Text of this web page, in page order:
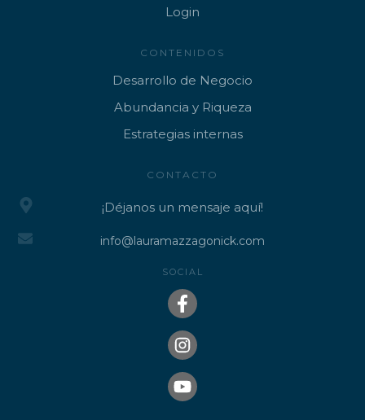
Login
CONTENIDOS
Desarrollo de Negocio
Abundancia y Riqueza
Estrategias internas
CONTACTO
¡Déjanos un mensaje aquí!
info@lauramazzagonick.com
SOCIAL